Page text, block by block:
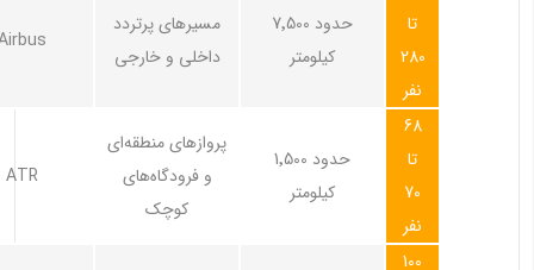
مسیرهای پرتردد
داخلی و خارجی
حدود 7٬500
کیلومتر
تا
280
نفر
ATR
پروازهای منطقه‌ای
و فرودگاه‌های
کوچک
حدود 1٬500
کیلومتر
68
تا
70
نفر
100